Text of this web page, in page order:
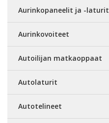
Aurinkopaneelit ja -laturit
Aurinkovoiteet
Autoilijan matkaoppaat
Autolaturit
Autotelineet